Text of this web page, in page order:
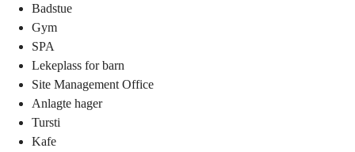
Badstue
Gym
SPA
Lekeplass for barn
Site Management Office
Anlagte hager
Tursti
Kafe